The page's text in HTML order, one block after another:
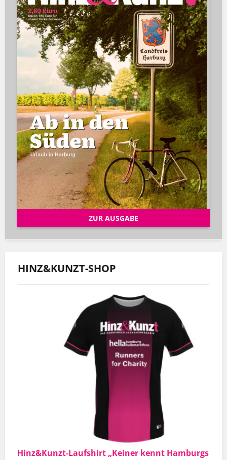
ZUR AUSGABE
HINZ&KUNZT-SHOP
Hinz&Kunzt-Laufshirt „Keiner kennt Hamburgs